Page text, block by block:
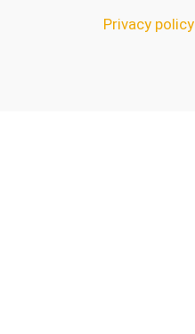
Privacy policy